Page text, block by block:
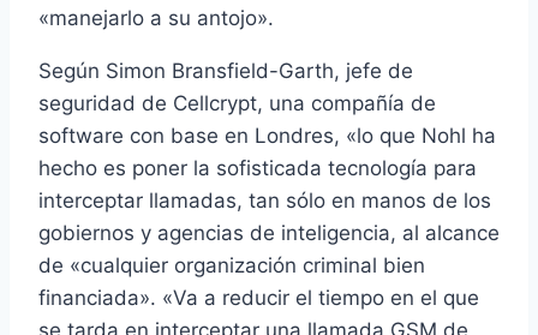
«manejarlo a su antojo».
Según Simon Bransfield-Garth, jefe de
seguridad de Cellcrypt, una compañí­a de
software con base en Londres, «lo que Nohl ha
hecho es poner la sofisticada tecnologí­a para
interceptar llamadas, tan sólo en manos de los
gobiernos y agencias de inteligencia, al alcance
de «cualquier organización criminal bien
financiada». «Va a reducir el tiempo en el que